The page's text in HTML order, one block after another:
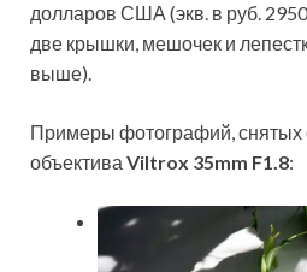
долларов США (экв. в руб.
две крышки, мешочек и
выше).
Примеры фотографий, снятых
объектива Viltrox 35mm F1.8: